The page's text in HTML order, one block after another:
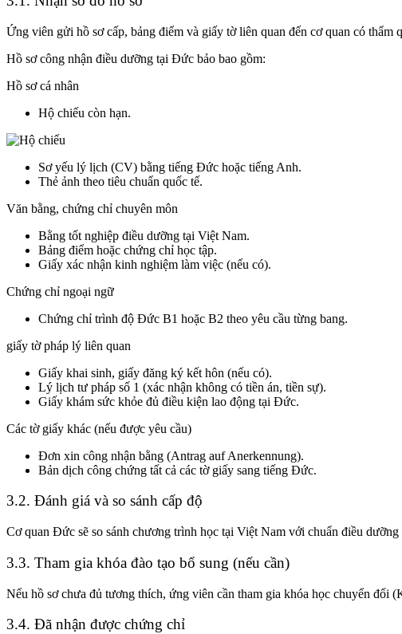
Ứng viên gửi hồ sơ cấp, bảng điểm và giấy tờ liên quan đến cơ quan có
Hồ sơ công nhận điều dưỡng tại Đức bảo bao gồm:
Hồ sơ cá nhân
Hộ chiếu còn hạn.
Sơ yếu lý lịch (CV) bằng tiếng Đức hoặc tiếng Anh.
Thẻ ảnh theo tiêu chuẩn quốc tế.
Văn bằng, chứng chỉ chuyên môn
Bằng tốt nghiệp điều dưỡng tại Việt Nam.
Bảng điểm hoặc chứng chỉ học tập.
Giấy xác nhận kinh nghiệm làm việc (nếu có).
Chứng chỉ ngoại ngữ
Chứng chỉ trình độ Đức B1 hoặc B2 theo yêu cầu từng bang.
giấy tờ pháp lý liên quan
Giấy khai sinh, giấy đăng ký kết hôn (nếu có).
Lý lịch tư pháp số 1 (xác nhận không có tiền án, tiền sự).
Giấy khám sức khỏe đủ điều kiện lao động tại Đức.
Các tờ giấy khác (nếu được yêu cầu)
Đơn xin công nhận bằng (Antrag auf Anerkennung).
Bản dịch công chứng tất cả các tờ giấy sang tiếng Đức.
3.2. Đánh giá và so sánh cấp độ
Cơ quan Đức sẽ so sánh chương trình học tại Việt Nam với chuẩn điều
3.3. Tham gia khóa đào tạo bổ sung (nếu cần)
Nếu hồ sơ chưa đủ tương thích, ứng viên cần tham gia khóa học chuyển
3.4. Đã nhận được chứng chỉ